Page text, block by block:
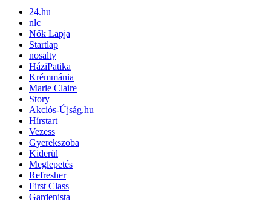
24.hu
nlc
Nők Lapja
Startlap
nosalty
HáziPatika
Krémmánia
Marie Claire
Story
Akciós-Újság.hu
Hírstart
Vezess
Gyerekszoba
Kiderül
Meglepetés
Refresher
First Class
Gardenista